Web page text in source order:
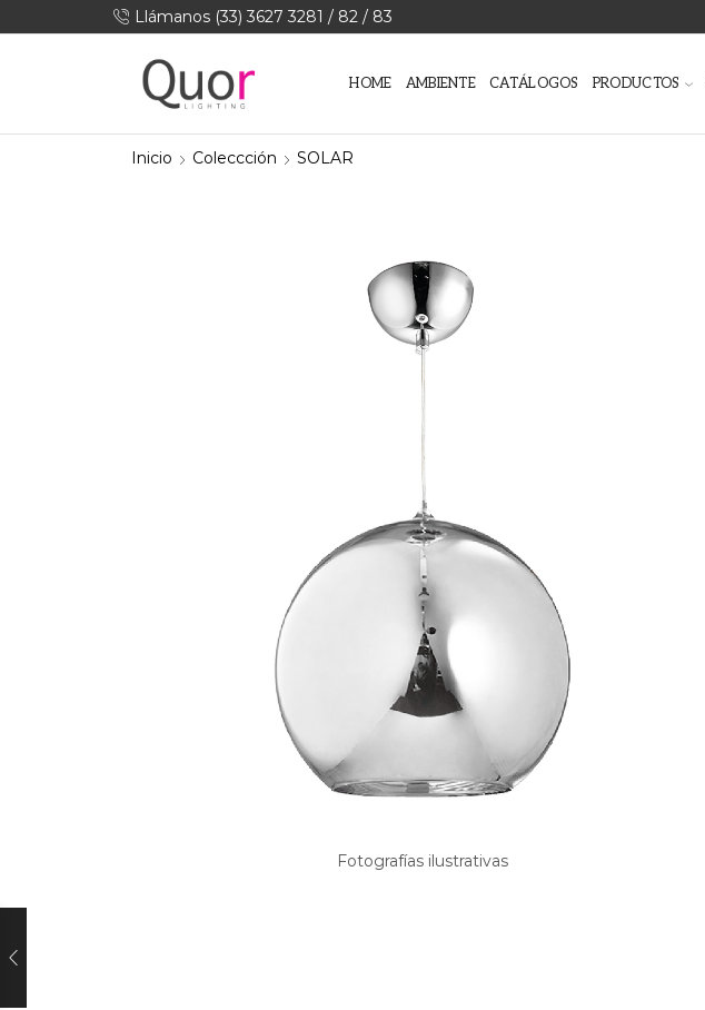
Llámanos (33) 3627 3281 / 82 / 83
HOME AMBIENTE CATÁLOGOS PRODUCTOS
Inicio Coleccción SOLAR
Fotografías ilustrativas